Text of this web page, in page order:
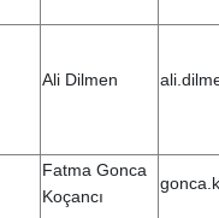
Ali Dilmen
Fatma Gonca
Koçancı